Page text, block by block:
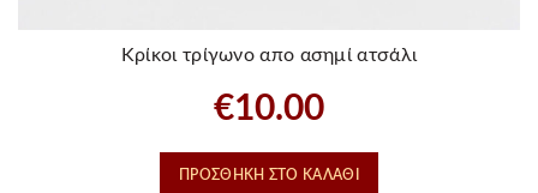
Κρίκοι τρίγωνο απο ασημί ατσάλι
€10.00
ΠΡΟΣΘΉΚΗ ΣΤΟ ΚΑΛΆΘΙ